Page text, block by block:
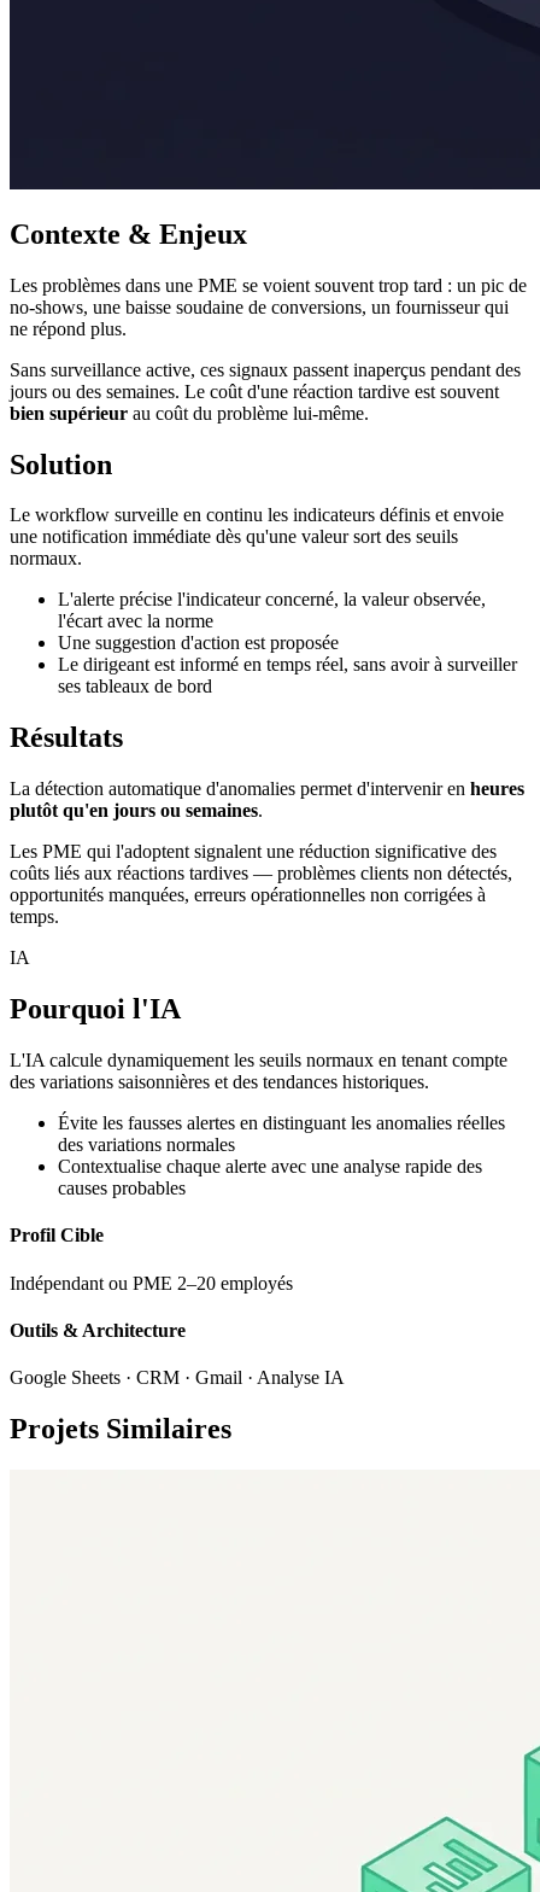
Contexte & Enjeux
Les problèmes dans une PME se voient souvent trop tard : un pic de
no-shows, une baisse soudaine de conversions, un fournisseur qui
ne répond plus.
Sans surveillance active, ces signaux passent inaperçus pendant des
jours ou des semaines. Le coût d'une réaction tardive est souvent
bien supérieur au coût du problème lui-même.
Solution
Le workflow surveille en continu les indicateurs définis et envoie
une notification immédiate dès qu'une valeur sort des seuils
normaux.
L'alerte précise l'indicateur concerné, la valeur observée,
l'écart avec la norme
Une suggestion d'action est proposée
Le dirigeant est informé en temps réel, sans avoir à surveiller
ses tableaux de bord
Résultats
La détection automatique d'anomalies permet d'intervenir en heures
plutôt qu'en jours ou semaines.
Les PME qui l'adoptent signalent une réduction significative des
coûts liés aux réactions tardives — problèmes clients non détectés,
opportunités manquées, erreurs opérationnelles non corrigées à
temps.
IA
Pourquoi l'IA
L'IA calcule dynamiquement les seuils normaux en tenant compte
des variations saisonnières et des tendances historiques.
Évite les fausses alertes en distinguant les anomalies réelles
des variations normales
Contextualise chaque alerte avec une analyse rapide des
causes probables
Profil Cible
Indépendant ou PME 2–20 employés
Outils & Architecture
Google Sheets · CRM · Gmail · Analyse IA
Projets Similaires